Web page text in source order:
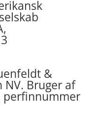
&
NV. Bruger af
perfinnummer